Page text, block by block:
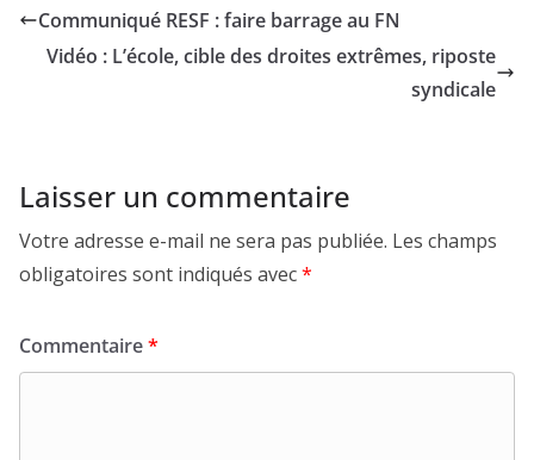
Communiqué RESF : faire barrage au FN
Vidéo : L’école, cible des droites extrêmes, riposte
syndicale
Laisser un commentaire
Votre adresse e-mail ne sera pas publiée. Les champs
obligatoires sont indiqués avec*
Commentaire*